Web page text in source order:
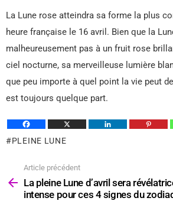
La Lune rose atteindra sa forme la plus
heure française le 16 avril. Bien que la
malheureusement pas à un fruit rose
ciel nocturne, sa merveilleuse lumière
que peu importe à quel point la vie peut
est toujours quelque part.
PLEINE LUNE
plus
Article précédent
La pleine Lune d’avril sera
intense pour ces 4 signes du